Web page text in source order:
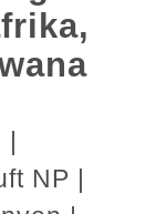
NP |